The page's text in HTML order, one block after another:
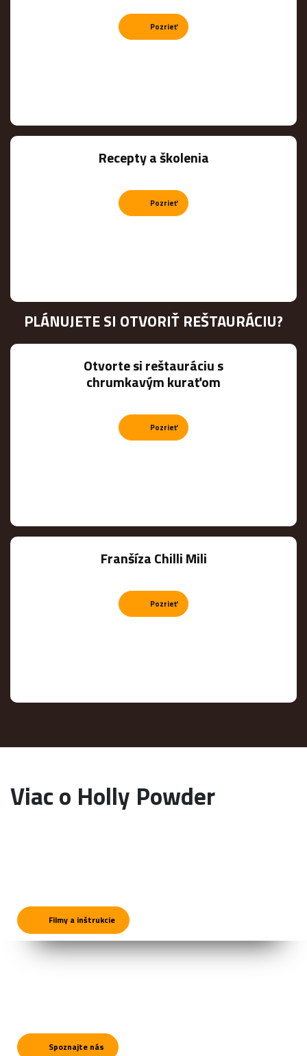
Pozrieť
Recepty a školenia
Pozrieť
PLÁNUJETE SI OTVORIŤ REŠTAURÁCIU?
Otvorte si reštauráciu s
chrumkavým kuraťom
Pozrieť
Franšíza Chilli Mili
Pozrieť
Viac o Holly Powder
Filmy a inštrukcie
Spoznajte nás